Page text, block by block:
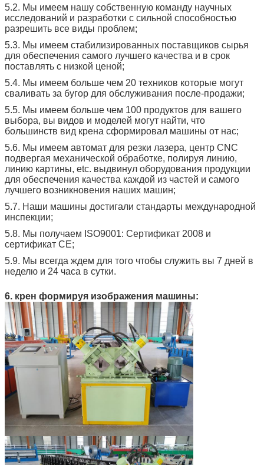
5.2. Мы имеем нашу собственную команду научных
исследований и разработки с сильной способностью
разрешить все виды проблем;
5.3. Мы имеем стабилизированных поставщиков сырья
для обеспечения самого лучшего качества и в срок
поставлять с низкой ценой;
5.4. Мы имеем больше чем 20 техников которые могут
сваливать за бугор для обслуживания после-продажи;
5.5. Мы имеем больше чем 100 продуктов для вашего
выбора, вы видов и моделей могут найти, что
большинств вид крена сформировал машины от нас;
5.6. Мы имеем автомат для резки лазера, центр CNC
подвергая механической обработке, полируя линию,
линию картины, etc. выдвинул оборудования продукции
для обеспечения качества каждой из частей и самого
лучшего возникновения наших машин;
5.7. Наши машины достигали стандарты международной
инспекции;
5.8. Мы получаем ISO9001: Сертификат 2008 и
сертификат CE;
5.9. Мы всегда ждем для того чтобы служить вы 7 дней в
неделю и 24 часа в сутки.
6. крен формируя изображения машины: